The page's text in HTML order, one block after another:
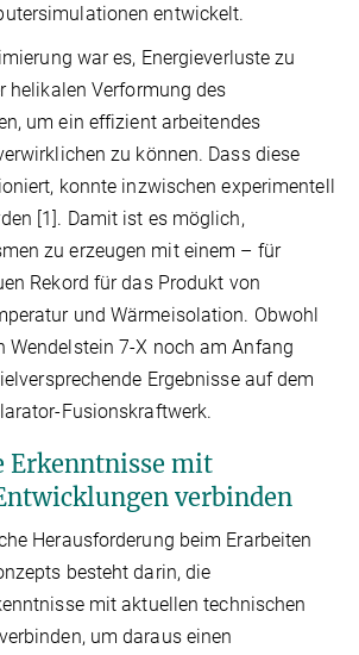
entwickelt.
war es, Energieverluste zu
helikalen Verformung des
um ein effizient arbeitendes
zu können. Dass diese
konnte inzwischen experimentell
[1]. Damit ist es möglich,
zu erzeugen mit einem – für
Rekord für das Produkt von
und Wärmeisolation. Obwohl
Wendelstein 7-X noch am Anfang
Ergebnisse auf dem
Fusionskraftwerk.
Erkenntnisse mit
verbinden
Herausforderung beim Erarbeiten
besteht darin, die
mit aktuellen technischen
um daraus einen